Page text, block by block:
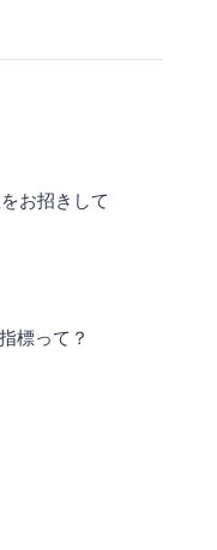
をお招きして
標って？